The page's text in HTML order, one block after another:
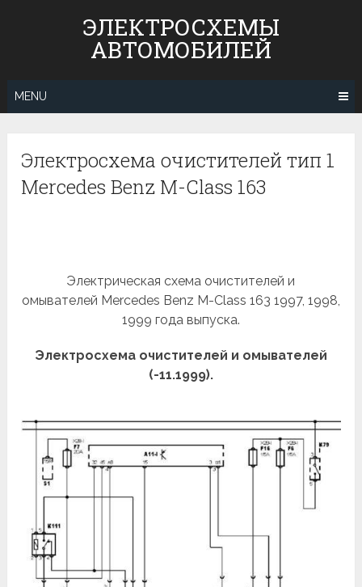
ЭЛЕКТРОСХЕМЫ
АВТОМОБИЛЕЙ
MENU
Электросхема очистителей тип 1
Mercedes Benz M-Class 163
Электрическая схема очистителей и
омывателей Mercedes Benz M-Class 163 1997, 1998,
1999 года выпуска.
Электросхема очистителей и омывателей
(-11.1999).